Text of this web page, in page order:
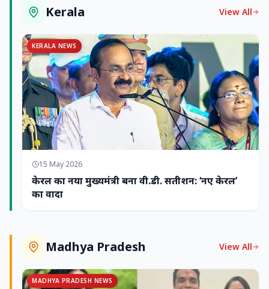
Kerala View All
KERALA NEWS
15 May 2026
केरल का नया मुख्यमंत्री बना वी.डी. सतीशन: ‘नए केरल’
का वादा
Madhya Pradesh View All
MADHYA PRADESH NEWS